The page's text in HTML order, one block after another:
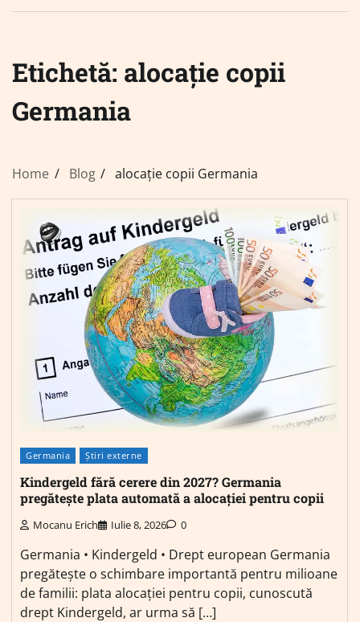
Etichetă: alocație copii
Germania
Home Blog alocație copii Germania
Germania Știri externe
Kindergeld fără cerere din 2027? Germania
pregătește plata automată a alocației pentru copii
Mocanu Erich Iulie 8, 2026 0
Germania • Kindergeld • Drept european Germania
pregătește o schimbare importantă pentru milioane
de familii: plata alocației pentru copii, cunoscută
drept Kindergeld, ar urma să […]